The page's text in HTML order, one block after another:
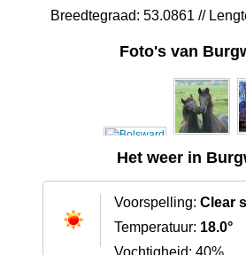
Breedtegraad: 53.0861 //
Foto's van
Het weer in
Voorspelling: Clear
Temperatuur: 18.0°